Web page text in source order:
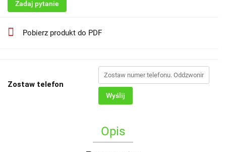
Zadaj pytanie
Pobierz produkt do PDF
Zostaw telefon
Wyślij
Opis